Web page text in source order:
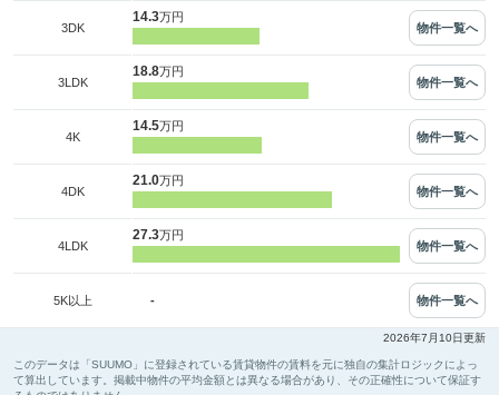
3DK
14.3万円
物件一覧へ
3LDK
18.8万円
物件一覧へ
4K
14.5万円
物件一覧へ
4DK
21.0万円
物件一覧へ
4LDK
27.3万円
物件一覧へ
5K以上 - 物件一覧へ
2026年7月10日更新
このデータは「SUUMO」に登録されている賃貸物件の賃料を元に独自の集計ロジックによっ
て算出しています。掲載中物件の平均金額とは異なる場合があり、その正確性について保証す